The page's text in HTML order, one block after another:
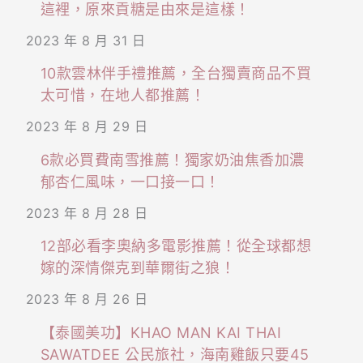
這裡，原來貢糖是由來是這樣！
2023 年 8 月 31 日
10款雲林伴手禮推薦，全台獨賣商品不買
太可惜，在地人都推薦！
2023 年 8 月 29 日
6款必買費南雪推薦！獨家奶油焦香加濃
郁杏仁風味，一口接一口！
2023 年 8 月 28 日
12部必看李奧納多電影推薦！從全球都想
嫁的深情傑克到華爾街之狼！
2023 年 8 月 26 日
【泰國美功】KHAO MAN KAI THAI
SAWATDEE 公民旅社，海南雞飯只要45